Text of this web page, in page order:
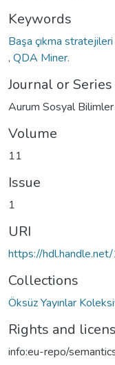
Keywords
Başa çıkma stratejileri
, QDA Miner.
Journal or Series
Aurum Sosyal
Volume
11
Issue
1
URI
https://
Collections
Öksüz Yayınlar
Rights and
info:eu-repo/